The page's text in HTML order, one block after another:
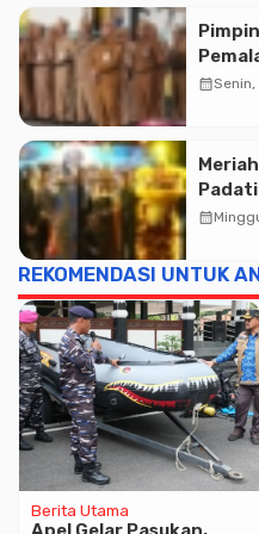
calendar_monthSenin,
calendar_month
REKOMENDASI UNTUK
Berita Utama